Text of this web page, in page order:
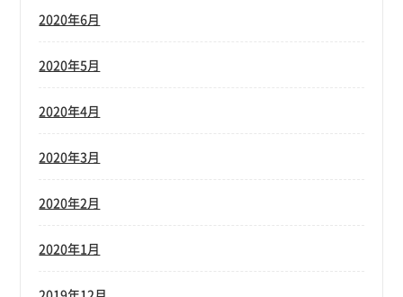
2020年6月
2020年5月
2020年4月
2020年3月
2020年2月
2020年1月